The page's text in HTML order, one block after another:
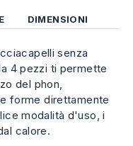
DIMENSIONI
senza
4 pezzi ti permette
del phon,
forme direttamente
modalità d'uso, i
calore.